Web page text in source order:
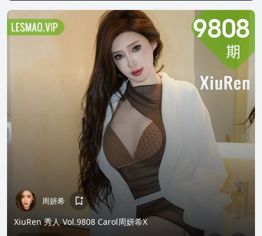
周妍希
XiuRen 秀人 Vol.9808 Carol周妍希X